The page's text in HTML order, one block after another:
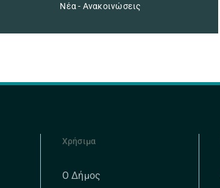
Νέα - Ανακοινώσεις
Χρήσιμα
Ο Δήμος